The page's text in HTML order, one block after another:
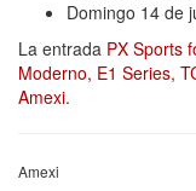
Domingo 14 de
La entrada PX Sports
Moderno, E1 Series,
Amexi.
Amexi